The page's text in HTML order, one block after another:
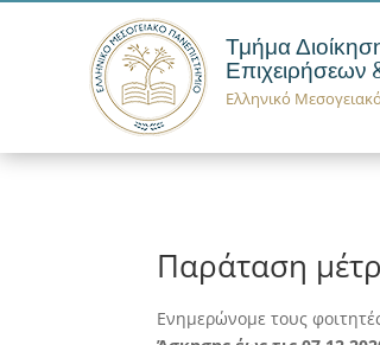
Τμήμα
Επιχειρήσεων
Ελληνικό
Παράταση
Ενημερώνομε τους